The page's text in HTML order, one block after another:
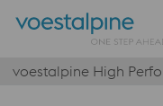
voestalpine High